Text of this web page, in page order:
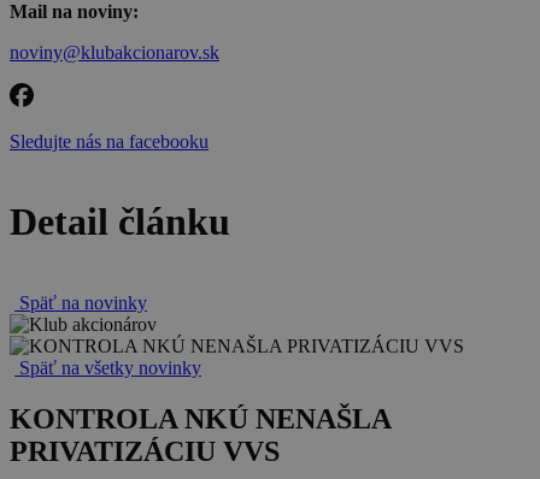
Mail na noviny:
noviny@klubakcionarov.sk
Sledujte nás na facebooku
Detail článku
Späť na novinky
Späť na všetky novinky
KONTROLA NKÚ NENAŠLA
PRIVATIZÁCIU VVS